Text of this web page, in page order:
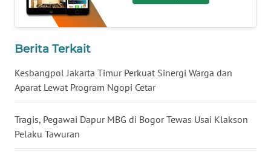
Berita Terkait
Kesbangpol Jakarta Timur Perkuat Sinergi Warga dan
Aparat Lewat Program Ngopi Cetar
Tragis, Pegawai Dapur MBG di Bogor Tewas Usai Klakson
Pelaku Tawuran
JATIM
BALI